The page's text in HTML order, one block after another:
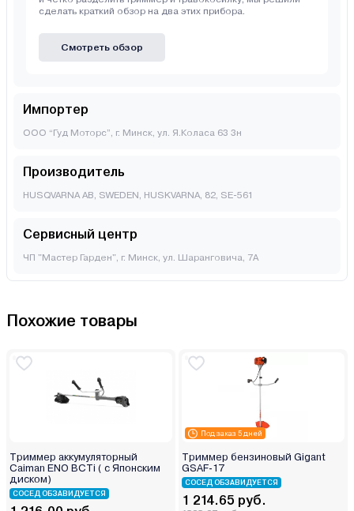
сделать краткий обзор на два этих прибора.
Смотреть обзор
Импортер
ООО “Гуд Моторс”, г. Минск, ул. Я.Коласа 63 3н
Производитель
HUSQVARNA AB, SWEDEN, HUSKVARNA, 82, SE-561
Сервисный центр
ЧП "Мастер Гарден", г. Минск, ул. Шаранговича, 7А
Похожие товары
Триммер аккумуляторный
Caiman ENO BCTi ( с Японским
диском)
СОСЕД ОБЗАВИДУЕТСЯ
Под заказ 5 дней
Триммер бензиновый Gigant
GSAF-17
СОСЕД ОБЗАВИДУЕТСЯ
1 214.65 руб.